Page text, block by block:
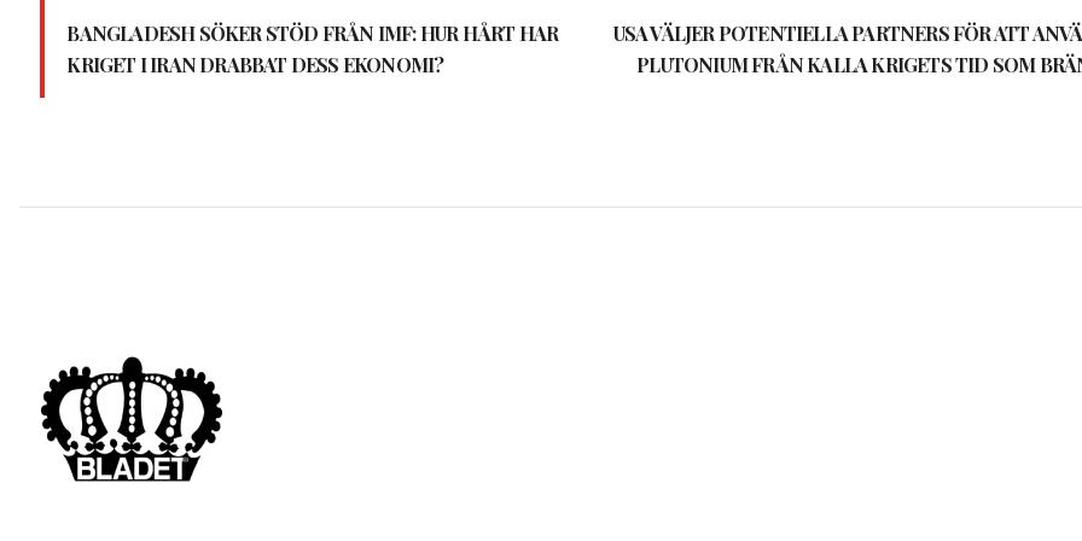
BANGLADESH SÖKER STÖD FRÅN IMF: HUR HÅRT HAR
KRIGET I IRAN DRABBAT DESS EKONOMI?
USA VÄLJER POTENTIELLA PARTNERS FÖR ATT
PLUTONIUM FRÅN KALLA KRIGETS TID SOM